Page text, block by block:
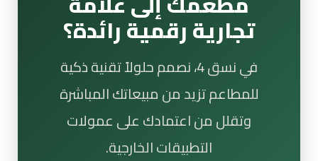
تجارية رقمية رائدة؟
في نسق 4، نصمم حلولاً تقنية ذكية
للمطاعم تزيد من مبيعاتك المباشرة
وتقلل من اعتمادك على عمولات
التطبيقات الخارجية.